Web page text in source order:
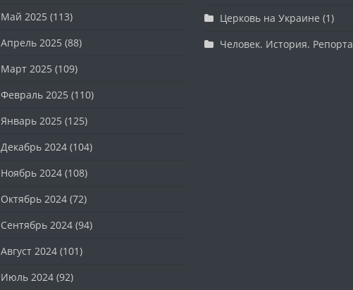
Май 2025 (113)
Апрель 2025 (88)
Март 2025 (109)
Февраль 2025 (110)
Январь 2025 (125)
Декабрь 2024(104)
Ноябрь 2024(108)
Октябрь 2024(72)
Сентябрь 2024(94)
Август 2024(101)
Июль 2024(92)
Церковь на Украине (1)
Человек. История.